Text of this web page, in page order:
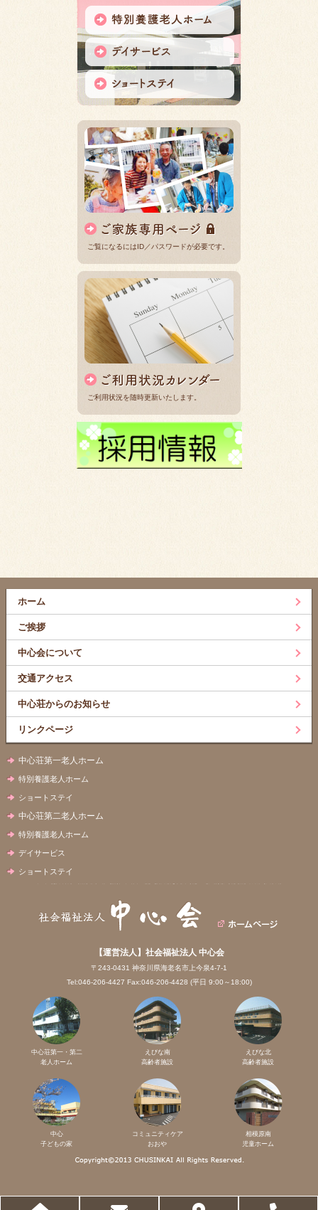
ご覧になるにはID／パスワードが必要です。
ご利用状況を随時更新いたします。
ホーム
ご挨拶
中心会について
交通アクセス
中心荘からのお知らせ
リンクページ
中心荘第一老人ホーム
特別養護老人ホーム
ショートステイ
中心荘第二老人ホーム
特別養護老人ホーム
デイサービス
ショートステイ
【運営法人】社会福祉法人 中心会
〒243-0431 神奈川県海老名市上今泉4-7-1
Tel:046-206-4427 Fax:046-206-4428 (平日 9:00～18:00)
中心荘第一・第二
老人ホーム
えびな南
高齢者施設
えびな北
高齢者施設
中心
子どもの家
コミュニティケア
おおや
相模原南
児童ホーム